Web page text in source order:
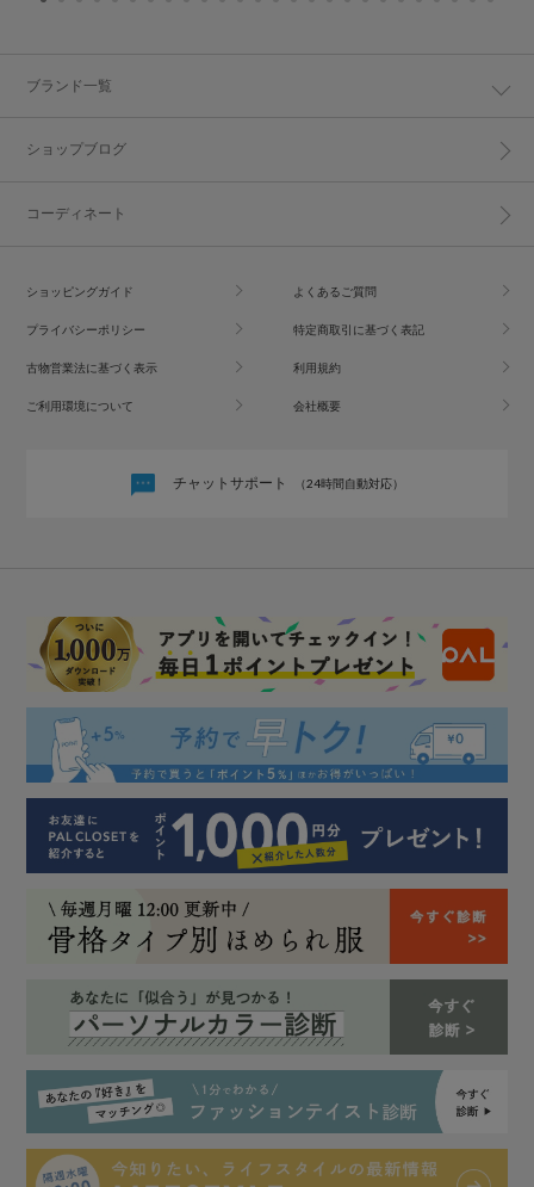
ブランド一覧
ショップブログ
コーディネート
ショッピングガイド よくあるご質問
プライバシーポリシー 特定商取引に基づく表記
古物営業法に基づく表示 利用規約
ご利用環境について 会社概要
チャットサポート （24時間自動対応）